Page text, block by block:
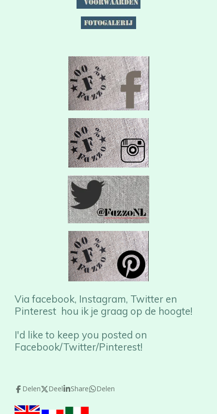
Via facebook, Instagram, Twitter en
Pinterest hou ik je graag op de hoogte!
I'd like to keep you posted on
Facebook/Twitter/Pinterest!
Delen Deel Share Delen